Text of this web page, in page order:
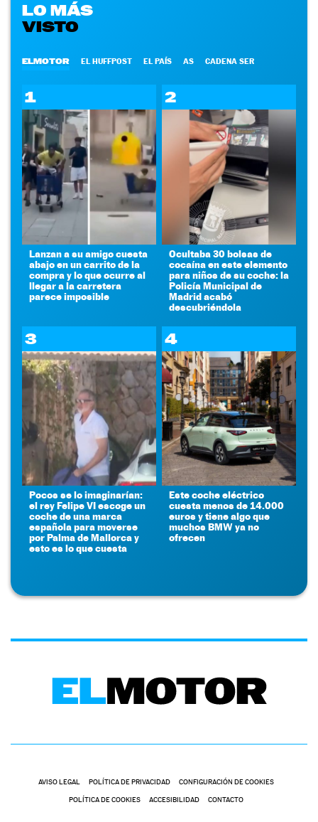
LO MÁS
VISTO
ELMOTOR EL HUFFPOST EL PAÍS AS CADENA SER
1
Lanzan a su amigo cuesta
abajo en un carrito de la
compra y lo que ocurre al
llegar a la carretera
parece imposible
2
Ocultaba 30 bolsas de
cocaína en este elemento
para niños de su coche: la
Policía Municipal de
Madrid acabó
descubriéndola
3
Pocos se lo imaginarían:
el rey Felipe VI escoge un
coche de una marca
española para moverse
por Palma de Mallorca y
esto es lo que cuesta
4
Este coche eléctrico
cuesta menos de 14.000
euros y tiene algo que
muchos BMW ya no
ofrecen
AVISO LEGAL POLÍTICA DE PRIVACIDAD CONFIGURACIÓN DE COOKIES
POLÍTICA DE COOKIES ACCESIBILIDAD CONTACTO